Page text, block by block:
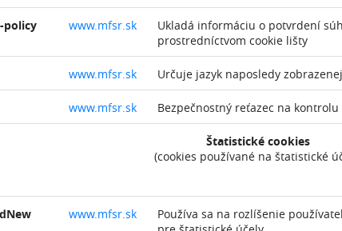
policy www.mfsr.sk
Ukladá informáciu o potvrdení
prostredníctvom cookie lišty
www.mfsr.sk Určuje jazyk naposledy
www.mfsr.sk Bezpečnostný reťazec na
Štatistické cookies
(cookies používané na štatistické
www.mfsr.sk
Používa sa na rozlíšenie